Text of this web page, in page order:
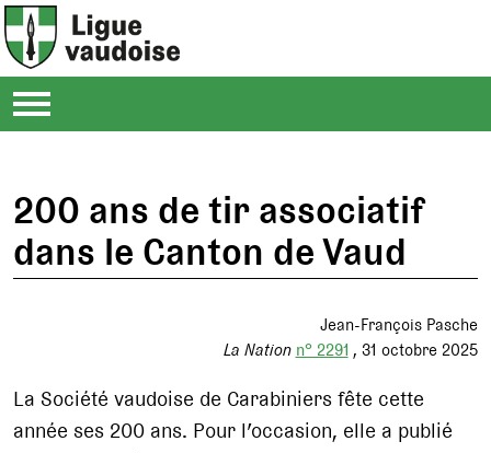
200 ans de tir associatif
dans le Canton de Vaud
Jean-François Pasche
La Nation n° 2291 31 octobre 2025
La Société vaudoise de Carabiniers fête cette
année ses 200 ans. Pour l’occasion, elle a publié